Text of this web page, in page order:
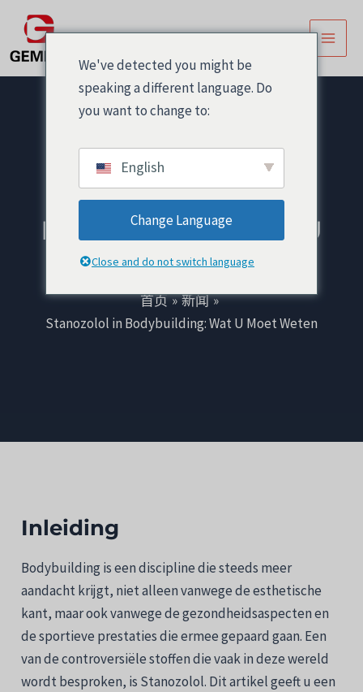
内
容
主
菜
Stanozolol in
Bodybuilding: Wat U
Moet Weten
首页
新闻
Stanozolol in Bodybuilding: Wat U Moet Weten
Inleiding
Bodybuilding is een discipline die steeds meer
aandacht krijgt, niet alleen vanwege de esthetische
kant, maar ook vanwege de gezondheidsaspecten en
de sportieve prestaties die ermee gepaard gaan. Een
van de controversiële stoffen die vaak in deze wereld
wordt besproken, is Stanozolol. Dit artikel geeft u een
Post
navigation
We've detected you might be
speaking a different language. Do
you want to change to:
English
Change Language
Close and do not switch language